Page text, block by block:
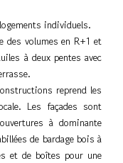
individuels.
des volumes en R+1 et
à deux pentes avec
reprend les
Les façades sont
à dominante
de bardage bois à
et de boîtes pour une